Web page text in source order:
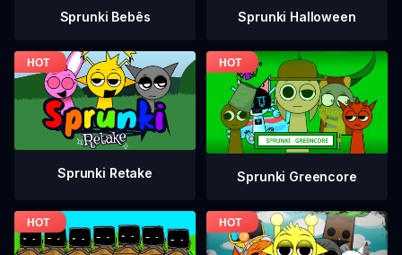
Sprunki Bebês Sprunki Halloween
Sprunki Retake Sprunki Greencore